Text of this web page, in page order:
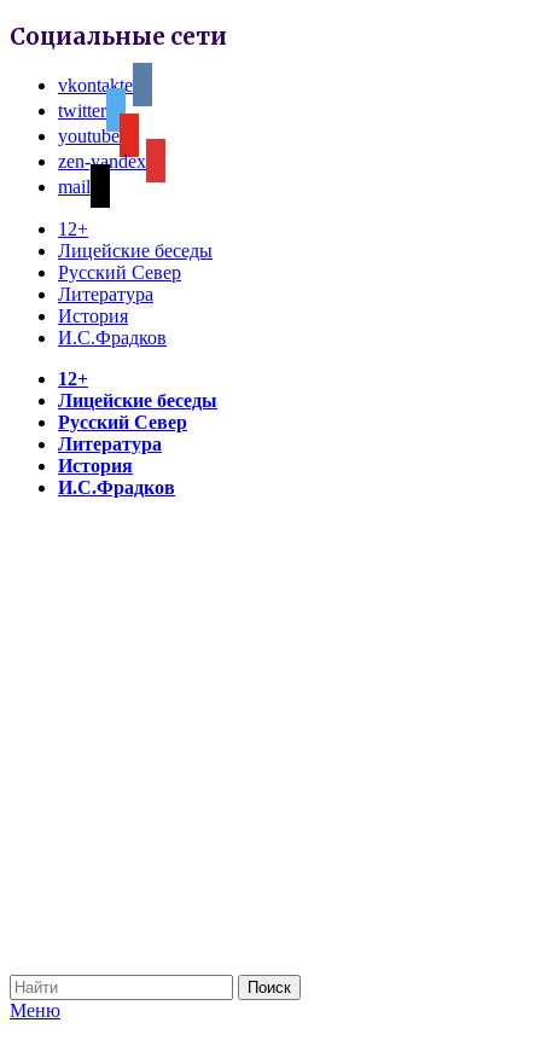
Социальные сети
vkontakte
twitter
youtube
zen-yandex
mail
12+
Лицейские беседы
Русский Север
Литература
История
И.С.Фрадков
12+
Лицейские беседы
Русский Север
Литература
История
И.С.Фрадков
Меню